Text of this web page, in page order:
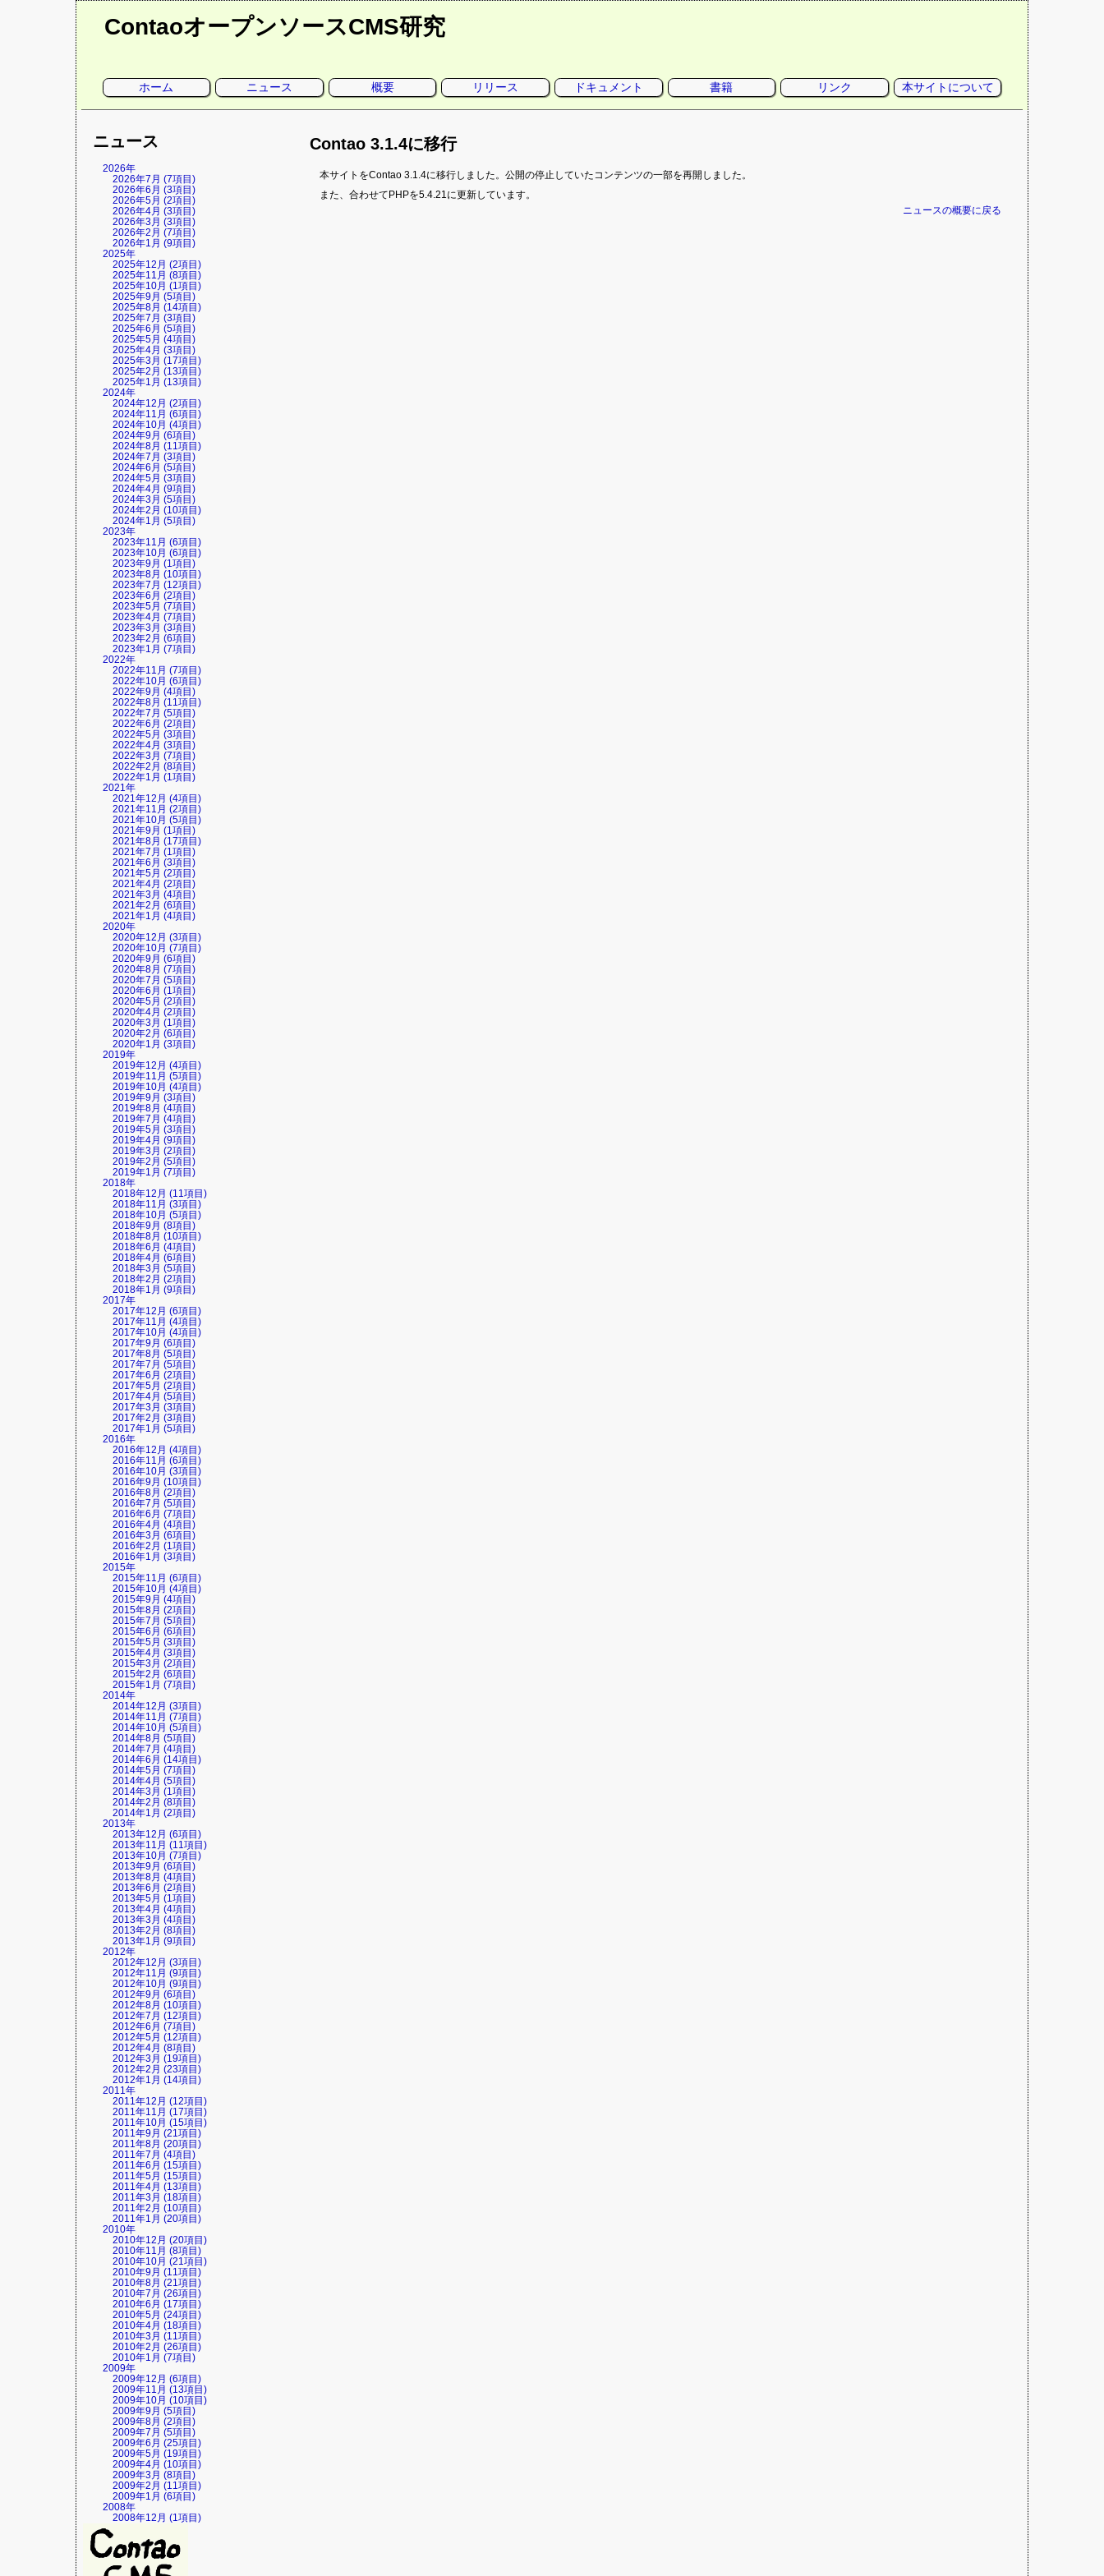
ContaoオープンソースCMS研究
ー
ホーム ニュース 概要 リリース ドキュメント 書籍 リンク 本サイトについて
Contao 3.1.4に移行
本サイトをContao 3.1.4に移行しました。公開の停止していたコンテンツの一部を再開しました。
また、合わせてPHPを5.4.21に更新しています。
ニュースの概要に戻る
ニュース
2026年
2026年7月 (7項目)
2026年6月 (3項目)
2026年5月 (2項目)
2026年4月 (3項目)
2026年3月 (3項目)
2026年2月 (7項目)
2026年1月 (9項目)
2025年
2025年12月 (2項目)
2025年11月 (8項目)
2025年10月 (1項目)
2025年9月 (5項目)
2025年8月 (14項目)
2025年7月 (3項目)
2025年6月 (5項目)
2025年5月 (4項目)
2025年4月 (3項目)
2025年3月 (17項目)
2025年2月 (13項目)
2025年1月 (13項目)
2024年
2024年12月 (2項目)
2024年11月 (6項目)
2024年10月 (4項目)
2024年9月 (6項目)
2024年8月 (11項目)
2024年7月 (3項目)
2024年6月 (5項目)
2024年5月 (3項目)
2024年4月 (9項目)
2024年3月 (5項目)
2024年2月 (10項目)
2024年1月 (5項目)
2023年
2023年11月 (6項目)
2023年10月 (6項目)
2023年9月 (1項目)
2023年8月 (10項目)
2023年7月 (12項目)
2023年6月 (2項目)
2023年5月 (7項目)
2023年4月 (7項目)
2023年3月 (3項目)
2023年2月 (6項目)
2023年1月 (7項目)
2022年
2022年11月 (7項目)
2022年10月 (6項目)
2022年9月 (4項目)
2022年8月 (11項目)
2022年7月 (5項目)
2022年6月 (2項目)
2022年5月 (3項目)
2022年4月 (3項目)
2022年3月 (7項目)
2022年2月 (8項目)
2022年1月 (1項目)
2021年
2021年12月 (4項目)
2021年11月 (2項目)
2021年10月 (5項目)
2021年9月 (1項目)
2021年8月 (17項目)
2021年7月 (1項目)
2021年6月 (3項目)
2021年5月 (2項目)
2021年4月 (2項目)
2021年3月 (4項目)
2021年2月 (6項目)
2021年1月 (4項目)
2020年
2020年12月 (3項目)
2020年10月 (7項目)
2020年9月 (6項目)
2020年8月 (7項目)
2020年7月 (5項目)
2020年6月 (1項目)
2020年5月 (2項目)
2020年4月 (2項目)
2020年3月 (1項目)
2020年2月 (6項目)
2020年1月 (3項目)
2019年
2019年12月 (4項目)
2019年11月 (5項目)
2019年10月 (4項目)
2019年9月 (3項目)
2019年8月 (4項目)
2019年7月 (4項目)
2019年5月 (3項目)
2019年4月 (9項目)
2019年3月 (2項目)
2019年2月 (5項目)
2019年1月 (7項目)
2018年
2018年12月 (11項目)
2018年11月 (3項目)
2018年10月 (5項目)
2018年9月 (8項目)
2018年8月 (10項目)
2018年6月 (4項目)
2018年4月 (6項目)
2018年3月 (5項目)
2018年2月 (2項目)
2018年1月 (9項目)
2017年
2017年12月 (6項目)
2017年11月 (4項目)
2017年10月 (4項目)
2017年9月 (6項目)
2017年8月 (5項目)
2017年7月 (5項目)
2017年6月 (2項目)
2017年5月 (2項目)
2017年4月 (5項目)
2017年3月 (3項目)
2017年2月 (3項目)
2017年1月 (5項目)
2016年
2016年12月 (4項目)
2016年11月 (6項目)
2016年10月 (3項目)
2016年9月 (10項目)
2016年8月 (2項目)
2016年7月 (5項目)
2016年6月 (7項目)
2016年4月 (4項目)
2016年3月 (6項目)
2016年2月 (1項目)
2016年1月 (3項目)
2015年
2015年11月 (6項目)
2015年10月 (4項目)
2015年9月 (4項目)
2015年8月 (2項目)
2015年7月 (5項目)
2015年6月 (6項目)
2015年5月 (3項目)
2015年4月 (3項目)
2015年3月 (2項目)
2015年2月 (6項目)
2015年1月 (7項目)
2014年
2014年12月 (3項目)
2014年11月 (7項目)
2014年10月 (5項目)
2014年8月 (5項目)
2014年7月 (4項目)
2014年6月 (14項目)
2014年5月 (7項目)
2014年4月 (5項目)
2014年3月 (1項目)
2014年2月 (8項目)
2014年1月 (2項目)
2013年
2013年12月 (6項目)
2013年11月 (11項目)
2013年10月 (7項目)
2013年9月 (6項目)
2013年8月 (4項目)
2013年6月 (2項目)
2013年5月 (1項目)
2013年4月 (4項目)
2013年3月 (4項目)
2013年2月 (8項目)
2013年1月 (9項目)
2012年
2012年12月 (3項目)
2012年11月 (9項目)
2012年10月 (9項目)
2012年9月 (6項目)
2012年8月 (10項目)
2012年7月 (12項目)
2012年6月 (7項目)
2012年5月 (12項目)
2012年4月 (8項目)
2012年3月 (19項目)
2012年2月 (23項目)
2012年1月 (14項目)
2011年
2011年12月 (12項目)
2011年11月 (17項目)
2011年10月 (15項目)
2011年9月 (21項目)
2011年8月 (20項目)
2011年7月 (4項目)
2011年6月 (15項目)
2011年5月 (15項目)
2011年4月 (13項目)
2011年3月 (18項目)
2011年2月 (10項目)
2011年1月 (20項目)
2010年
2010年12月 (20項目)
2010年11月 (8項目)
2010年10月 (21項目)
2010年9月 (11項目)
2010年8月 (21項目)
2010年7月 (26項目)
2010年6月 (17項目)
2010年5月 (24項目)
2010年4月 (18項目)
2010年3月 (11項目)
2010年2月 (26項目)
2010年1月 (7項目)
2009年
2009年12月 (6項目)
2009年11月 (13項目)
2009年10月 (10項目)
2009年9月 (5項目)
2009年8月 (2項目)
2009年7月 (5項目)
2009年6月 (25項目)
2009年5月 (19項目)
2009年4月 (10項目)
2009年3月 (8項目)
2009年2月 (11項目)
2009年1月 (6項目)
2008年
2008年12月 (1項目)